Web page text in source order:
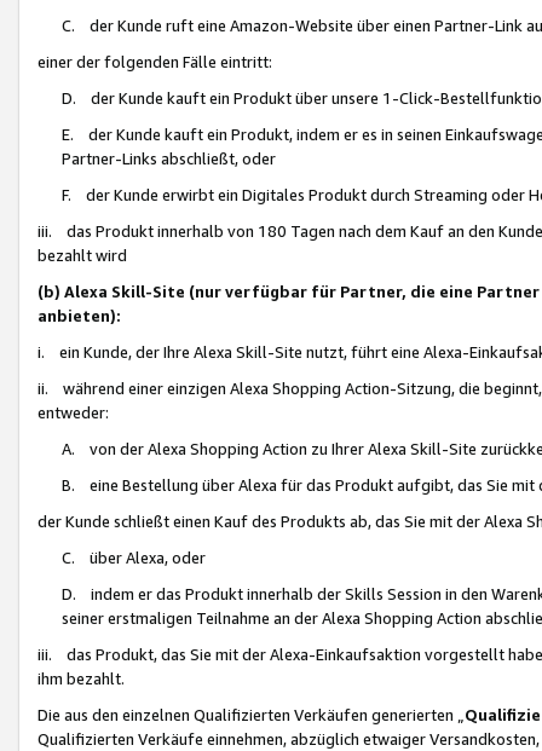
C. der Kunde ruft eine Amazon-Website über einen Partner-Link
einer der folgenden Fälle eintritt:
D. der Kunde kauft ein Produkt über unsere 1-Click-
E. der Kunde kauft ein Produkt, indem er es in seinen
Partner-Links abschließt, oder
F. der Kunde erwirbt ein Digitales Produkt durch Streaming oder
iii. das Produkt innerhalb von 180 Tagen nach dem Kauf an den
bezahlt wird
(b) Alexa Skill-Site (nur verfügbar für Partner, die eine
anbieten):
i. ein Kunde, der Ihre Alexa Skill-Site nutzt, führt eine Alexa-
ii. während einer einzigen Alexa Shopping Action-Sitzung, die
entweder:
A. von der Alexa Shopping Action zu Ihrer Alexa Skill-Site
B. eine Bestellung über Alexa für das Produkt aufgibt, das Sie mit
der Kunde schließt einen Kauf des Produkts ab, das Sie mit der Alexa
C. über Alexa, oder
D. indem er das Produkt innerhalb der Skills Session in den
seiner erstmaligen Teilnahme an der Alexa Shopping Action
iii. das Produkt, das Sie mit der Alexa-Einkaufsaktion vorgestellt
ihm bezahlt.
Die aus den einzelnen Qualifizierten Verkäufen generierten „
Qualifizierten Verkäufe einnehmen, abzüglich etwaiger